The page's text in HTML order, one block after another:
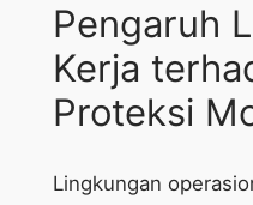
Pengaruh
Kerja
Proteksi
Lingkungan